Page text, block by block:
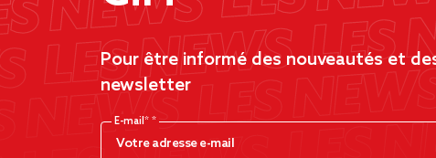
Pour être informé des nouveautés et
newsletter
E-mail*